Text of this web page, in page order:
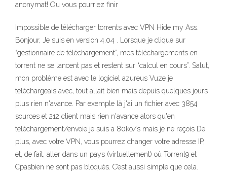
anonymat! Ou vous pourriez finir
Impossible de télécharger torrents avec VPN Hide my Ass.
Bonjour, Je suis en version 4.04 . Lorsque je clique sur
“gestionnaire de téléchargement”, mes téléchargements en
torrent ne se lancent pas et restent sur “calcul en cours”. Salut,
mon problème est avec le logiciel azureus Vuze je
téléchargeais avec, tout allait bien mais depuis quelques jours
plus rien n'avance. Par exemple là j'ai un fichier avec 3854
sources et 212 client mais rien n'avance alors qu'en
téléchargement/envoie je suis a 80ko/s mais je ne reçois De
plus, avec votre VPN, vous pourrez changer votre adresse IP,
et, de fait, aller dans un pays (virtuellement) où Torrent9 et
Cpasbien ne sont pas bloqués. C’est aussi simple que cela.